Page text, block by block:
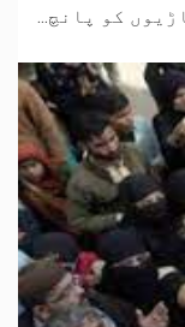
کو پانچ...